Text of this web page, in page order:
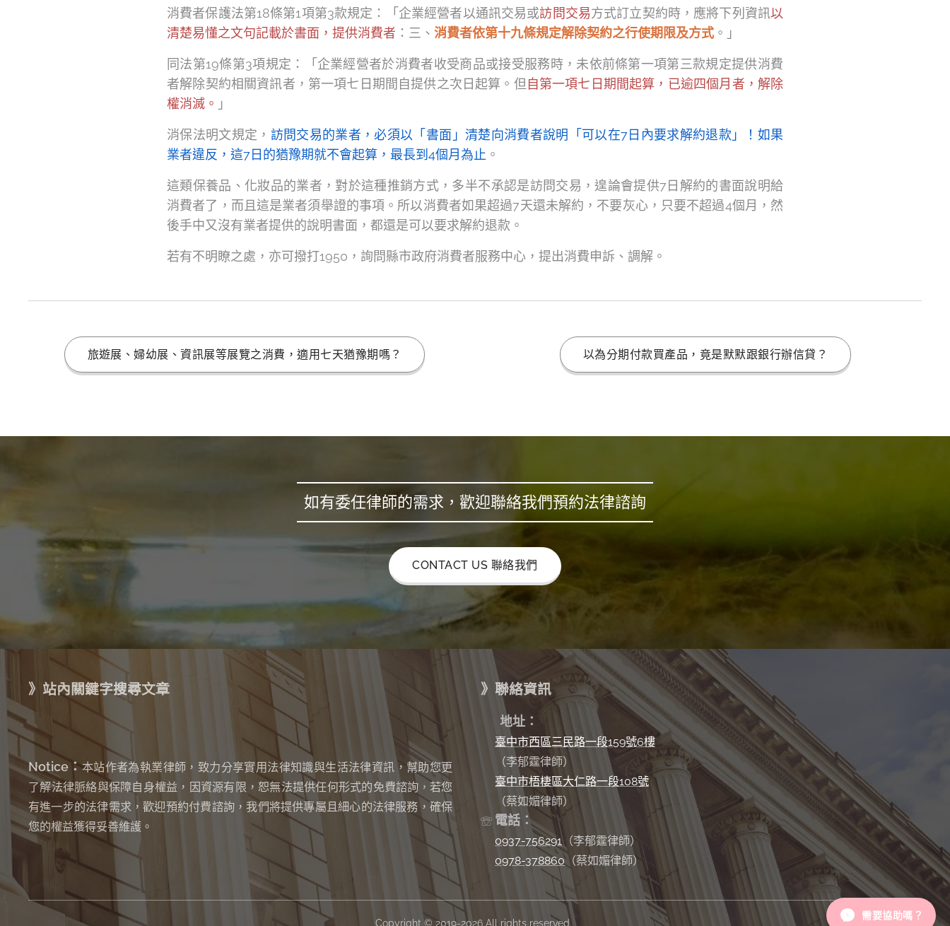
消費者保護法第18條第1項第3款規定：「企業經營者以通訊交易或訪問交易方式訂立契約時，應將下列資訊以
清楚易懂之文句記載於書面，提供消費者 ：三、 消費者依第十九條規定解除契約之行使期限及方式 。」
同法第19條第3項規定：「企業經營者於消費者收受商品或接受服務時，未依前條第一項第三款規定提供消費
者解除契約相關資訊者，第一項七日期間自提供之次日起算。但 自第一項七日期間起算，已逾四個月者，解除
權消滅。 」
消保法明文規定， 訪問交易的業者，必須以「書面」清楚向消費者說明「可以在7日內要求解約退款」！如果
業者違反，這7日的猶豫期就不會起算，最長到4個月為止 。
這類保養品、化妝品的業者，對於這種推銷方式，多半不承認是訪問交易，遑論會提供7日解約的書面說明給
消費者了，而且這是業者須舉證的事項。所以消費者如果超過7天還未解約，不要灰心，只要不超過4個月，然
後手中又沒有業者提供的說明書面，都還是可以要求解約退款。
若有不明瞭之處，亦可撥打1950，詢問縣市政府消費者服務中心，提出消費申訴、調解。
旅遊展、婦幼展、資訊展等展覽之消費，適用七天猶豫期嗎？ 以為分期付款買產品，竟是默默跟銀行辦信貸？
如有委任律師的需求，歡迎聯絡我們預約法律諮詢
CONTACT US 聯絡我們
》站內關鍵字搜尋文章
Notice：本站作者為執業律師，致力分享實用法律知識與生活法律資訊，幫助您更
了解法律脈絡與保障自身權益，因資源有限，恕無法提供任何形式的免費諮詢 ， 若您
有進一步的法律需求，歡迎預約付費諮詢，我們將提供專屬且細心的法律服務，確保
您的權益獲得妥善維護。
》聯絡資訊
✉地址：
臺中市西區三民路一段159號6樓
（李郁霆律師）
臺中市梧棲區大仁路一段108號
（蔡如媚律師）
☏ 電話：
0937-756291（李郁霆律師）
0978-378860（蔡如媚律師）
Copyright © 2019-2026 All rights reserved.
需要協助嗎？